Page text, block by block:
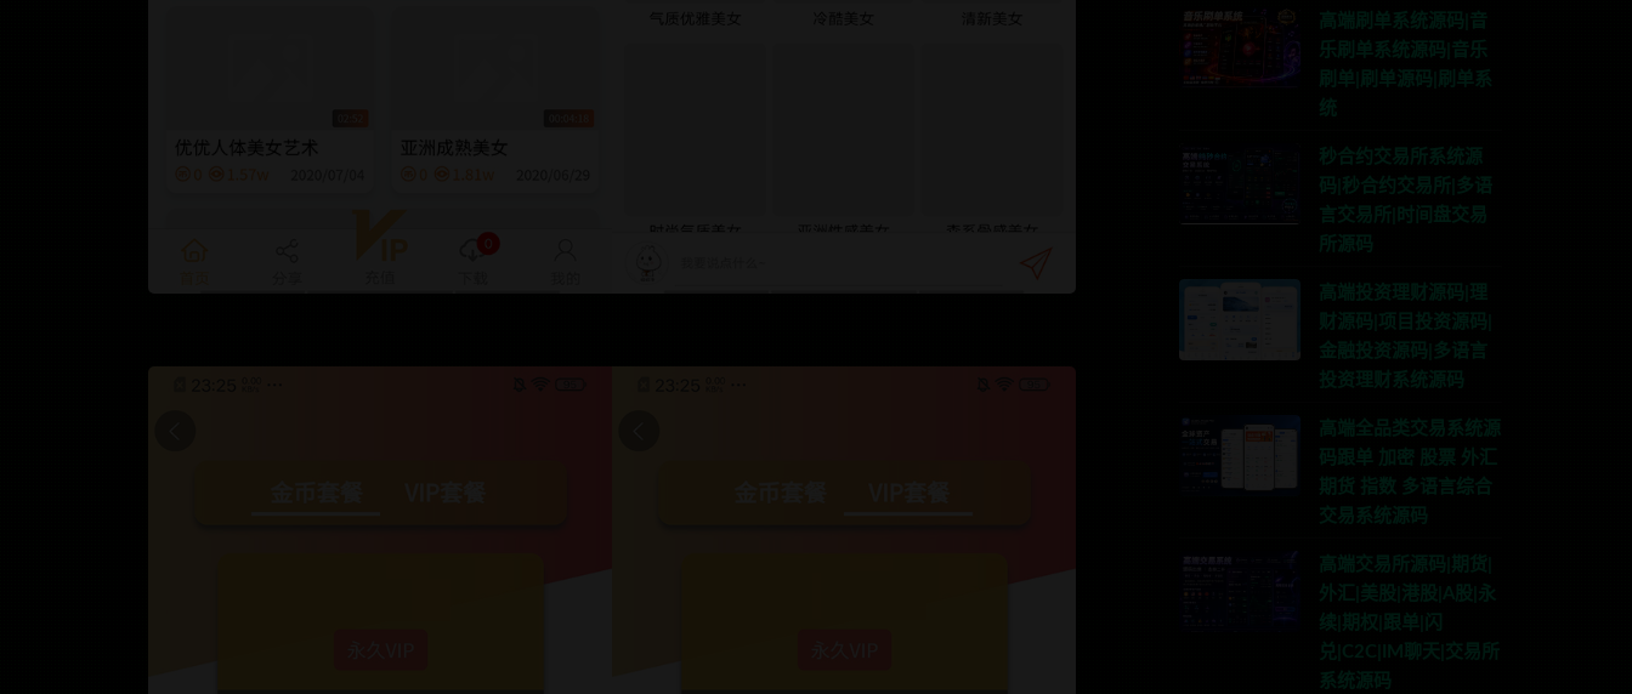
高端刷单系统源码|音
乐刷单系统源码|音乐
刷单|刷单源码|刷单系
统
秒合约交易所系统源
码|秒合约交易所|多语
言交易所|时间盘交易
所源码
高端投资理财源码|理
财源码|项目投资源码|
金融投资源码|多语言
投资理财系统源码
高端全品类交易系统源
码跟单 加密 股票 外汇
期货 指数 多语言综合
交易系统源码
高端交易所源码|期货|
外汇|美股|港股|A股|永
续|期权|跟单|闪
兑|C2C|IM聊天|交易所
系统源码